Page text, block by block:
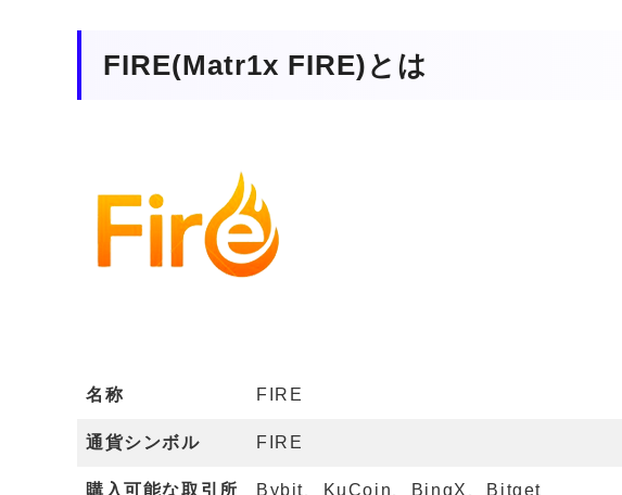
FIRE(Matr1x FIRE)とは
名称 FIRE
通貨シンボル FIRE
購入可能な取引所 Bybit、KuCoin、BingX、Bitget